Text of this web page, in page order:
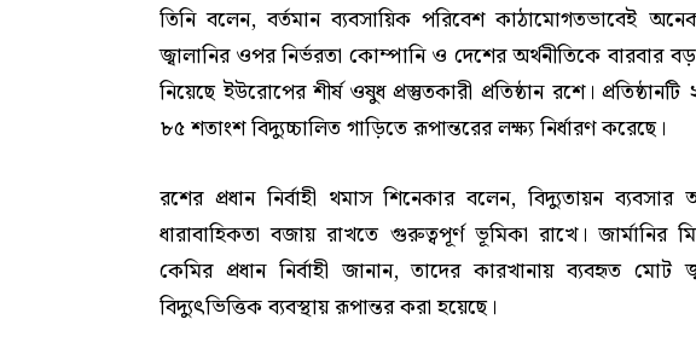
তিনি বলেন, বর্তমান ব্যবসায়িক পরিবেশ কাঠামোগতভাবেই
জ্বালানির ওপর নির্ভরতা কোম্পানি ও দেশের অর্থনীতিকে বারবার
নিয়েছে ইউরোপের শীর্ষ ওষুধ প্রস্তুতকারী প্রতিষ্ঠান রশে।
৮৫ শতাংশ বিদ্যুচ্চালিত গাড়িতে রূপান্তরের লক্ষ্য নির্ধারণ করেছে।
রশের প্রধান নির্বাহী থমাস শিনেকার বলেন, বিদ্যুতায়ন ব্যবসার
ধারাবাহিকতা বজায় রাখতে গুরুত্বপূর্ণ ভূমিকা রাখে। জার্মানির
কেমির প্রধান নির্বাহী জানান, তাদের কারখানায় ব্যবহৃত
বিদ্যুৎভিত্তিক ব্যবস্থায় রূপান্তর করা হয়েছে।